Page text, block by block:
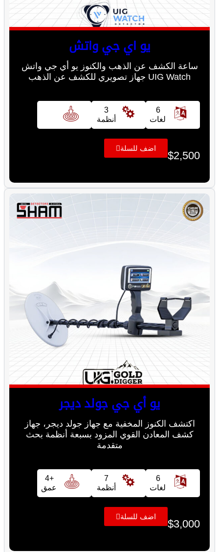
يو اي جي واتش
ساعة الكشف عن الذهب والكنوز يو أي جي واتش
UIG Watch جهاز تصويري للكشف عن الذهب
6
لغات
3
أنظمة
$2,500
اضف للسلة
يو أي جي جولد ديجر
اكتشف الكنوز المخفية مع جهاز جولد ديجر، جهاز
كشف المعادن القوي المزود بسبعة أنظمة بحث
متقدمة
6
لغات
7
أنظمة
+4
عمق
$3,000
اضف للسلة